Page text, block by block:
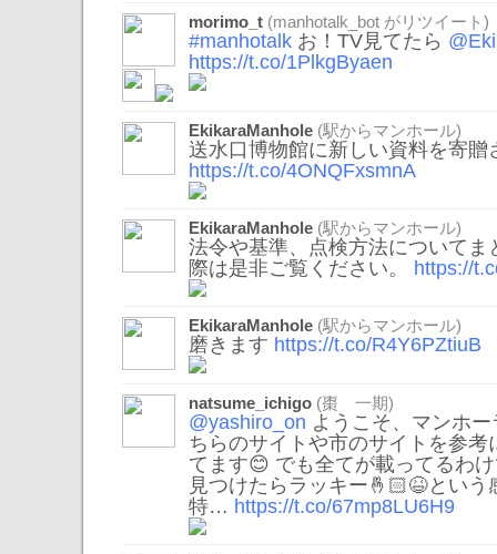
morimo_t (manhotalk_bot がリツイート)
#manhotalk お！TV見てたら
https://t.co/1PlkgByaen
EkikaraManhole (駅からマンホール)
送水口博物館に新しい資料を寄贈
https://t.co/4ONQFxsmnA
EkikaraManhole (駅からマンホール)
法令や基準、点検方法についてま
際は是非ご覧ください。 https://
EkikaraManhole (駅からマンホール)
磨きます https://t.co/R4Y6PZtiuB
natsume_ichigo (棗 一期)
@yashiro_on ようこそ、マンホ
ちらのサイトや市のサイトを参
てます😊 でも全てが載ってるわ
見つけたらラッキー🤞🏻😆とい
特… https://t.co/67mp8LU6H9